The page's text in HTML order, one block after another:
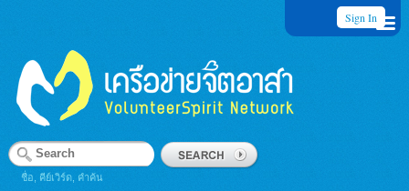
Sign In
ชื่อ, คีย์เวิร์ด, คำค้น